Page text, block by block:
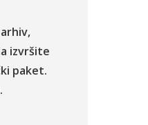
izvršite
paket.
.